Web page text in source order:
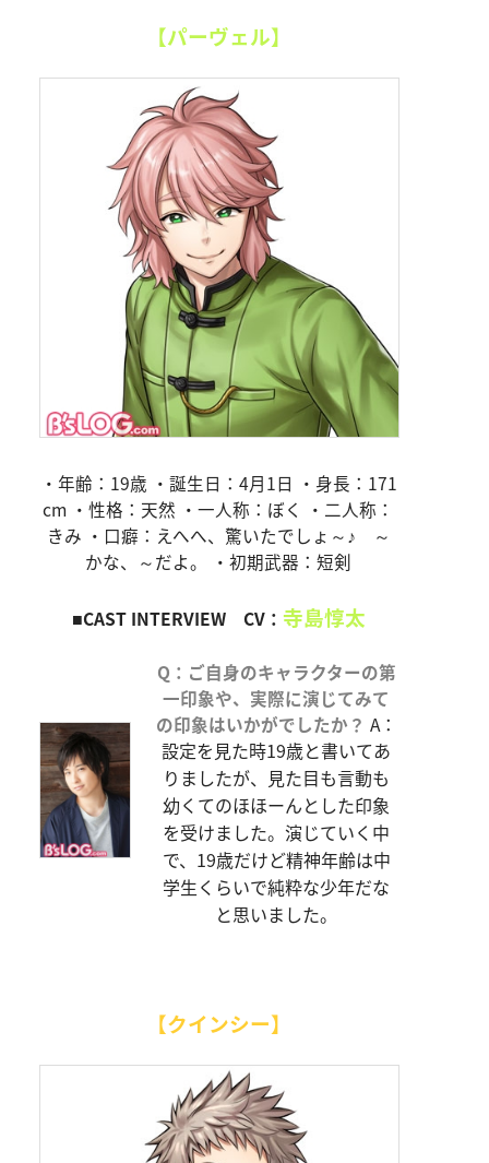
【パーヴェル】
・年齢：19歳 ・誕生日：4月1日 ・身長：171
cm ・性格：天然 ・一人称：ぼく ・二人称：
きみ ・口癖：えへへ、驚いたでしょ～♪ ～
かな、～だよ。 ・初期武器：短剣
■CAST INTERVIEW CV： 寺島惇太
Q：ご自身のキャラクターの第
一印象や、実際に演じてみて
の印象はいかがでしたか？ A：
設定を見た時19歳と書いてあ
りましたが、見た目も言動も
幼くてのほほーんとした印象
を受けました。演じていく中
で、19歳だけど精神年齢は中
学生くらいで純粋な少年だな
と思いました。
【クインシー】